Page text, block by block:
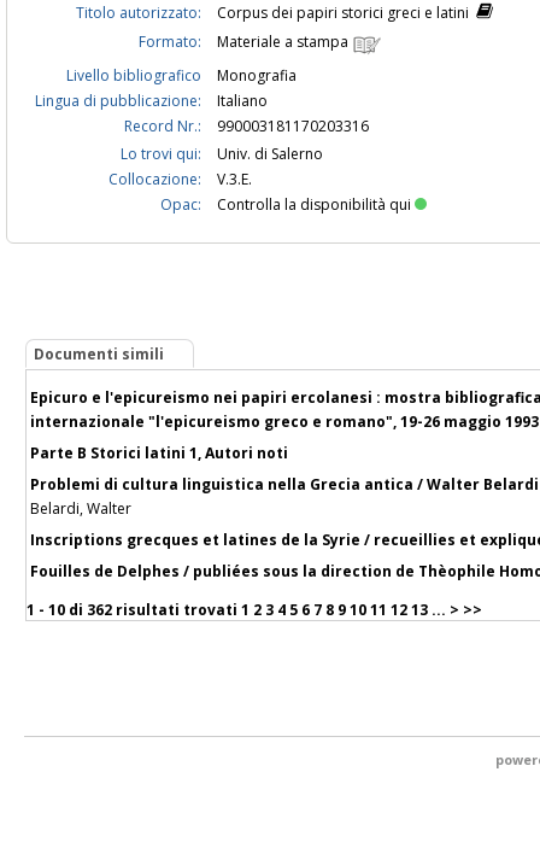
Titolo autorizzato:
Corpus dei papiri storici greci e latini
Formato:
Materiale a stampa
Livello bibliografico
Monografia
Lingua di pubblicazione:
Italiano
Record Nr.:
990003181170203316
Lo trovi qui:
Univ. di Salerno
Collocazione:
V.3.E.
Opac:
Controlla la disponibilità qui
Documenti simili
Epicuro e l'epicureismo nei papiri ercolanesi : mostra
internazionale "l'epicureismo greco e romano", 19-26 maggio 1993
Parte B Storici latini 1, Autori noti
Problemi di cultura linguistica nella Grecia antica / Walter Belardi
Belardi, Walter
Inscriptions grecques et latines de la Syrie / recueillies et
Fouilles de Delphes / publiées sous la direction de Thèophile
1 - 10 di 362 risultati trovati 1 2 3 4 5 6 7 8 91011 1213 ... > >>